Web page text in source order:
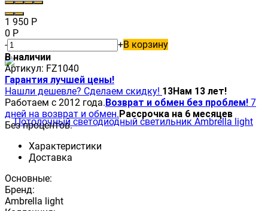
1 950 Р
0 Р
-
+В корзину
В наличии
Артикул: FZ1040
Гарантия лучшей цены!
Нашли дешевле? Сделаем скидку! 13Нам 13 лет!
Работаем с 2012 года.Возврат и обмен без проблем! 7
дней на возврат и обмен.Рассрочка на 6 месяцев
Без процентов.
Характеристики
Доставка
Основные:
Бренд:
Ambrella light